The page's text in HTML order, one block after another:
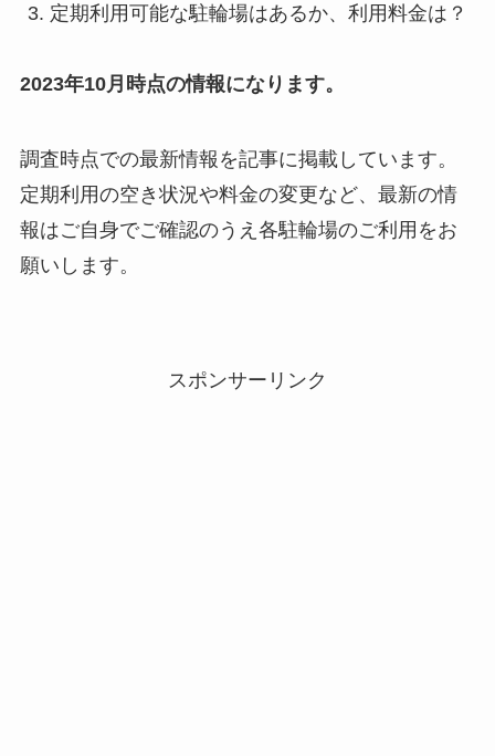
定期利用可能な駐輪場はあるか、利用料金は？
2023年10月時点の情報になります。
調査時点での最新情報を記事に掲載しています。
定期利用の空き状況や料金の変更など、最新の情
報はご自身でご確認のうえ各駐輪場のご利用をお
願いします。
スポンサーリンク